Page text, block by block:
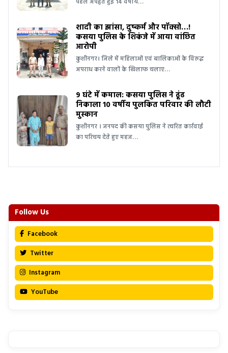
पहले अपहृत हुई 14 वर्षीय…
शादी का झांसा, दुष्कर्म और पॉक्सो…!
कसया पुलिस के शिकंजे में आया वांछित
आरोपी
कुशीनगर। जिले में महिलाओं एवं बालिकाओं के विरुद्ध
अपराध करने वालों के खिलाफ चलाए…
9 घंटे में कमाल: कसया पुलिस ने ढूंढ
निकाला 10 वर्षीय पुलकित परिवार की लौटी
मुस्कान
कुशीनगर । जनपद की कसया पुलिस ने त्वरित कार्रवाई
का परिचय देते हुए महज…
Follow Us
Facebook
Twitter
Instagram
YouTube